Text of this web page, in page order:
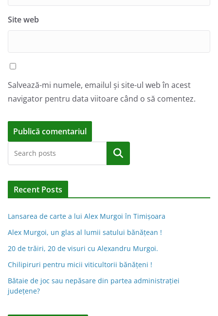
Site web
Salvează-mi numele, emailul și site-ul web în acest
navigator pentru data viitoare când o să comentez.
l
n
a
t
e
Caută
Recent Posts
Lansarea de carte a lui Alex Murgoi în Timișoara
Alex Murgoi, un glas al lumii satului bănățean !
20 de trăiri, 20 de visuri cu Alexandru Murgoi.
Chilipiruri pentru micii viticultorii bănăţeni !
Bătaie de joc sau nepăsare din partea administraţiei
judeţene?